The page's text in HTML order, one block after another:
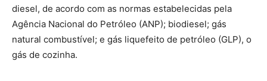
diesel, de acordo com as normas estabelecidas pela
Agência Nacional do Petróleo (ANP); biodiesel; gás
natural combustível; e gás liquefeito de petróleo (GLP), o
gás de cozinha.